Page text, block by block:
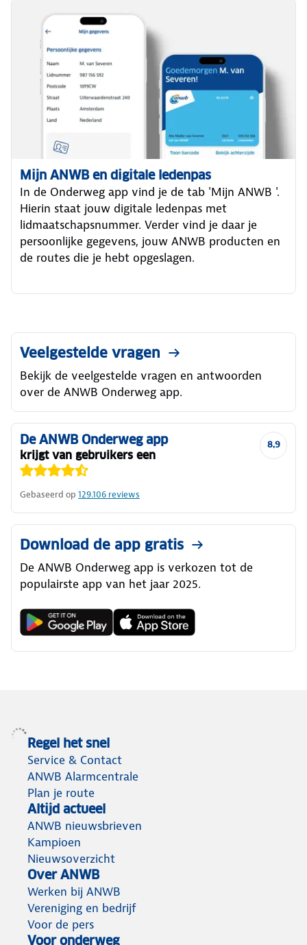
Mijn ANWB en digitale ledenpas
In de Onderweg app vind je de tab 'Mijn ANWB '.
Hierin staat jouw digitale ledenpas met
lidmaatschapsnummer. Verder vind je daar je
persoonlijke gegevens, jouw ANWB producten en
de routes die je hebt opgeslagen.
Veelgestelde vragen
Bekijk de veelgestelde vragen en antwoorden
over de ANWB Onderweg app.
8,9
De ANWB Onderweg app
krijgt van gebruikers een
Gebaseerd op 129.106 reviews
Download de app gratis
De ANWB Onderweg app is verkozen tot de
populairste app van het jaar 2025.
Regel het snel
Service & Contact
ANWB Alarmcentrale
Plan je route
Altijd actueel
ANWB nieuwsbrieven
Kampioen
Nieuwsoverzicht
Over ANWB
Werken bij ANWB
Vereniging en bedrijf
Voor de pers
Voor onderweg